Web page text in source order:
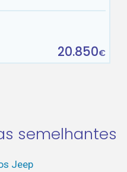
20.850€
semelhantes
Jeep